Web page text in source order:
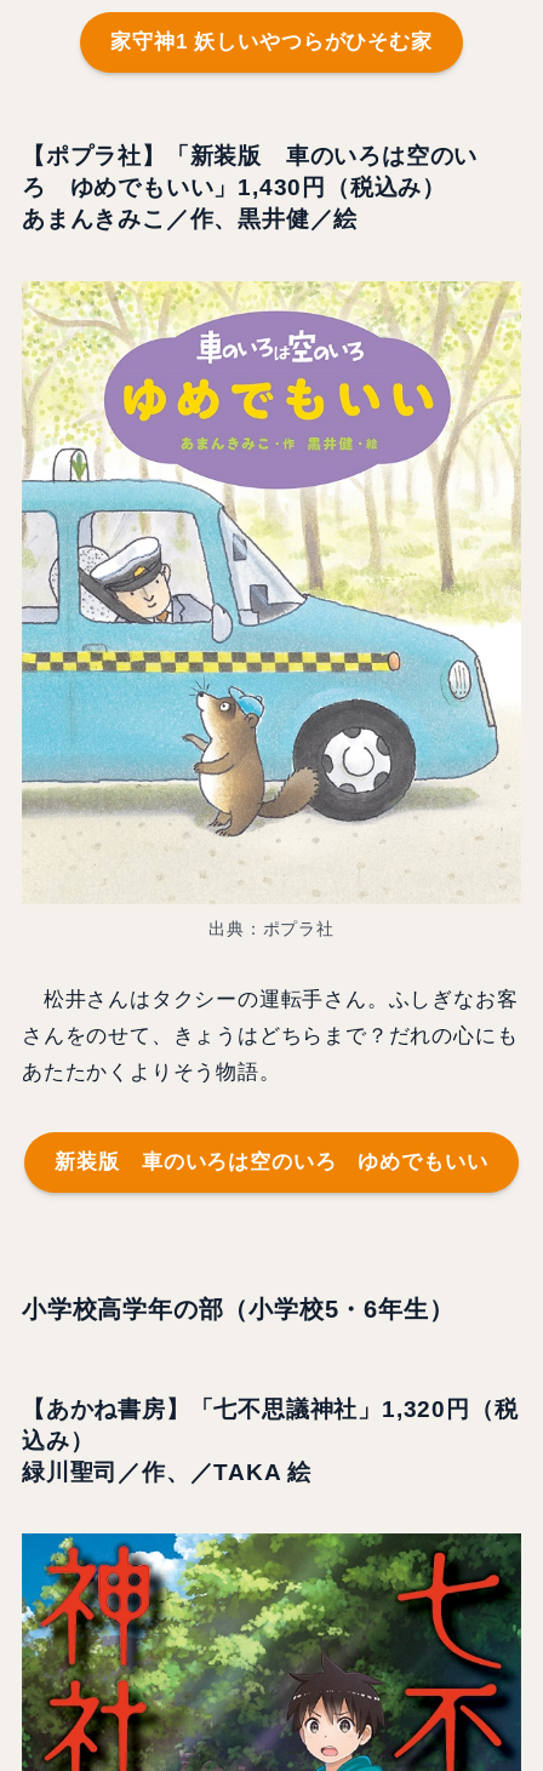
家守神1 妖しいやつらがひそむ家
【ポプラ社】「新装版 車のいろは空のい
ろ ゆめでもいい」1,430円（税込み）
あまんきみこ／作、黒井健／絵
出典：ポプラ社
松井さんはタクシーの運転手さん。ふしぎなお客
さんをのせて、きょうはどちらまで？だれの心にも
あたたかくよりそう物語。
新装版 車のいろは空のいろ ゆめでもいい
小学校高学年の部（小学校5・6年生）
【あかね書房】「七不思議神社」1,320円（税
込み）
緑川聖司／作、／TAKA 絵